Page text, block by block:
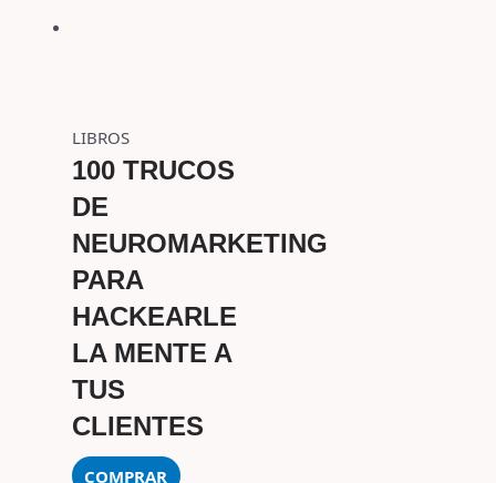
LIBROS
100 TRUCOS
DE
NEUROMARKETING
PARA
HACKEARLE
LA MENTE A
TUS
CLIENTES
COMPRAR